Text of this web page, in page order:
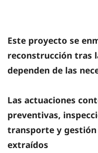
Este proyecto se
reconstrucción tras
dependen de las
Las actuaciones
preventivas,
transporte y gestión
extraídos